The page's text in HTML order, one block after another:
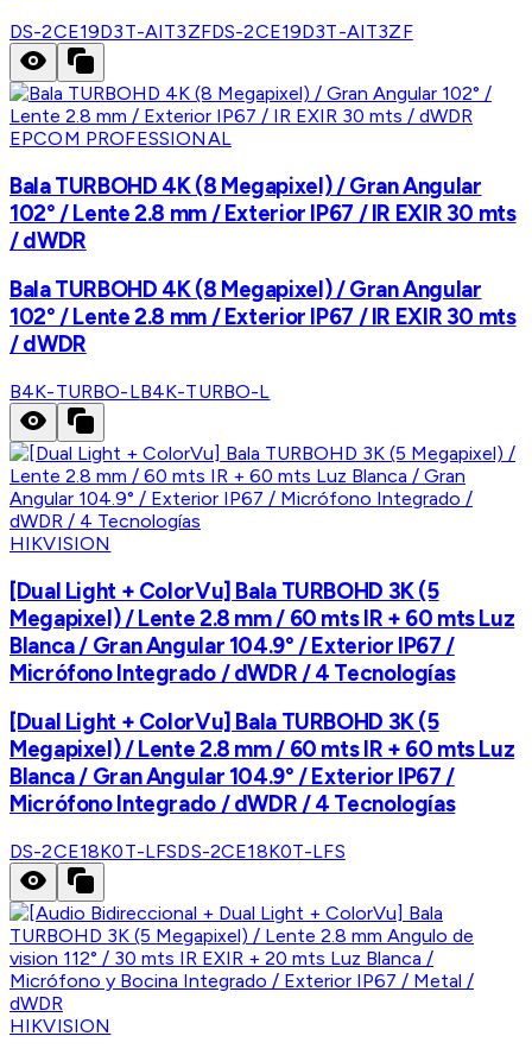
DS-2CE19D3T-AIT3ZFDS-2CE19D3T-AIT3ZF
EPCOM PROFESSIONAL
Bala TURBOHD 4K (8 Megapixel) / Gran Angular
102° / Lente 2.8 mm / Exterior IP67 / IR EXIR 30 mts
/ dWDR
Bala TURBOHD 4K (8 Megapixel) / Gran Angular
102° / Lente 2.8 mm / Exterior IP67 / IR EXIR 30 mts
/ dWDR
B4K-TURBO-LB4K-TURBO-L
HIKVISION
[Dual Light + ColorVu] Bala TURBOHD 3K (5
Megapixel) / Lente 2.8 mm / 60 mts IR + 60 mts Luz
Blanca / Gran Angular 104.9° / Exterior IP67 /
Micrófono Integrado / dWDR / 4 Tecnologías
[Dual Light + ColorVu] Bala TURBOHD 3K (5
Megapixel) / Lente 2.8 mm / 60 mts IR + 60 mts Luz
Blanca / Gran Angular 104.9° / Exterior IP67 /
Micrófono Integrado / dWDR / 4 Tecnologías
DS-2CE18K0T-LFSDS-2CE18K0T-LFS
HIKVISION